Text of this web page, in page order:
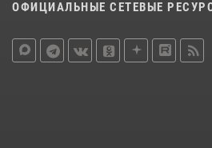
ОФИЦИАЛЬНЫЕ СЕТЕВЫЕ